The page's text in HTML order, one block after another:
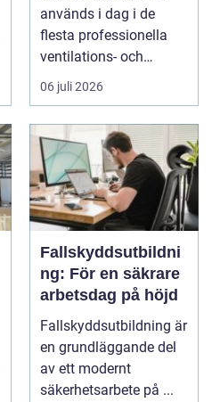
används i dag i de
flesta professionella
ventilations- och
klimatanlä...
06 juli 2026
Fallskyddsutbildni
ng: För en säkrare
arbetsdag på höjd
Fallskyddsutbildning är
en grundläggande del
av ett modernt
säkerhetsarbete på ...